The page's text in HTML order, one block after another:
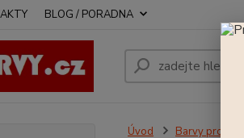
BLOG / PORADNA
Úvod Barvy pro